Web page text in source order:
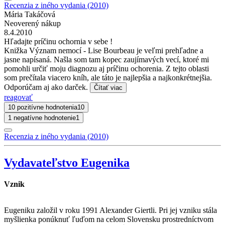
Recenzia z iného vydania (2010)
Mária Takáčová
Neoverený nákup
8.4.2010
Hľadajte príčinu ochornia v sebe !
Knižka Význam nemocí - Lise Bourbeau je veľmi prehľadne a
jasne napísaná. Našla som tam kopec zaujímavých vecí, ktoré mi
pomohli určiť moju diagnozu aj príčinu ochorenia. Z tejto oblasti
som prečítala viacero kníh, ale táto je najlepšia a najkonkrétnejšia.
Odporúčam aj ako darček.
Čítať viac
reagovať
10 pozitívne hodnotenia10
1 negatívne hodnotenie1
Recenzia z iného vydania (2010)
Vydavateľstvo Eugenika
Vznik
Eugeniku založil v roku 1991 Alexander Giertli. Pri jej vzniku stála
myšlienka ponúknuť ľuďom na celom Slovensku prostredníctvom